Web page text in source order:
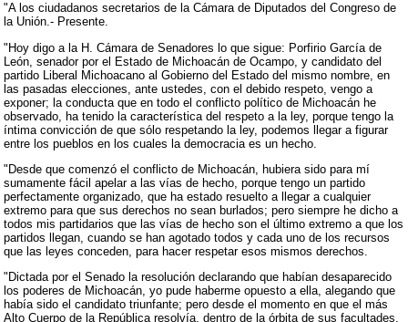
"A los ciudadanos secretarios de la Cámara de Diputados del Congreso de
la Unión.- Presente.
"Hoy digo a la H. Cámara de Senadores lo que sigue: Porfirio García de
León, senador por el Estado de Michoacán de Ocampo, y candidato del
partido Liberal Michoacano al Gobierno del Estado del mismo nombre, en
las pasadas elecciones, ante ustedes, con el debido respeto, vengo a
exponer; la conducta que en todo el conflicto político de Michoacán he
observado, ha tenido la característica del respeto a la ley, porque tengo la
íntima convicción de que sólo respetando la ley, podemos llegar a figurar
entre los pueblos en los cuales la democracia es un hecho.
"Desde que comenzó el conflicto de Michoacán, hubiera sido para mí
sumamente fácil apelar a las vías de hecho, porque tengo un partido
perfectamente organizado, que ha estado resuelto a llegar a cualquier
extremo para que sus derechos no sean burlados; pero siempre he dicho a
todos mis partidarios que las vías de hecho son el último extremo a que los
partidos llegan, cuando se han agotado todos y cada uno de los recursos
que las leyes conceden, para hacer respetar esos mismos derechos.
"Dictada por el Senado la resolución declarando que habían desaparecido
los poderes de Michoacán, yo pude haberme opuesto a ella, alegando que
había sido el candidato triunfante; pero desde el momento en que el más
Alto Cuerpo de la República resolvía, dentro de la órbita de sus facultades,